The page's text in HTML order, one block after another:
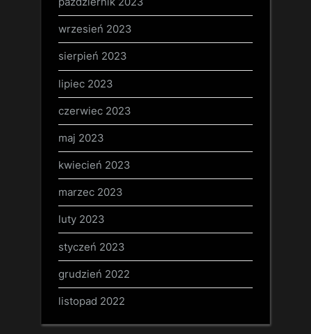
wrzesień 2023
sierpień 2023
lipiec 2023
czerwiec 2023
maj 2023
kwiecień 2023
marzec 2023
luty 2023
styczeń 2023
grudzień 2022
listopad 2022